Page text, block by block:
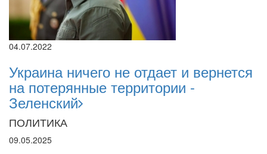
04.07.2022
Украина ничего не отдает и вернется
на потерянные территории -
Зеленский
ПОЛИТИКА
09.05.2025